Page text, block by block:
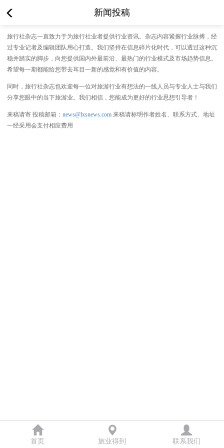
新闻投稿
旅行社杂志一直致力于为旅行社业者提供行业资讯。杂志内容紧握行业脉搏，经
过专业记者及编辑团队用心打造。我们坚持在信息碎片化时代，可以透过这种沉
稳并踏实的脚步，向您提供国内外最前沿、最热门的行业模式及市场趋势信息。
希望每一期都能给您带去耳目一新的感觉和有价值的内容。
同时，旅行社杂志也欢迎每一位对旅游行业有想法的一线人员与专业人士与我们
分享您眼中的当下旅游业。我们相信，您能成为更好的行业思想引导者！
来稿请寄 投稿邮箱： news@lxsnews.com 来稿请标明作者姓名、联系方式、地址
一经采用会支付相应费用
首页 旅业得到 联系我们